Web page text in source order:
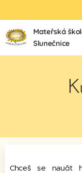
Mateřská
Slunečnice
Chceš se naučit